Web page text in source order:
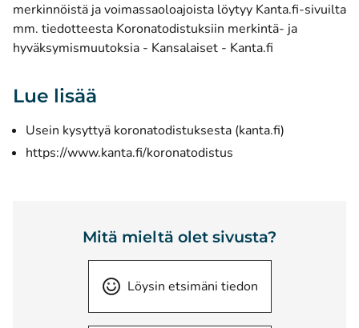
merkinnöistä ja voimassaoloajoista löytyy Kanta.fi-sivuilta
mm. tiedotteesta Koronatodistuksiin merkintä- ja
hyväksymismuutoksia - Kansalaiset - Kanta.fi
Lue lisää
Usein kysyttyä koronatodistuksesta (kanta.fi)
https://www.kanta.fi/koronatodistus
Mitä mieltä olet sivusta?
Löysin etsimäni tiedon